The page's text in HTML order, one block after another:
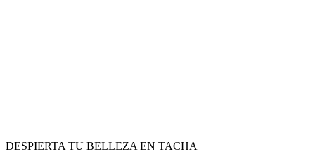
DESPIERTA TU BELLEZA EN TACHA